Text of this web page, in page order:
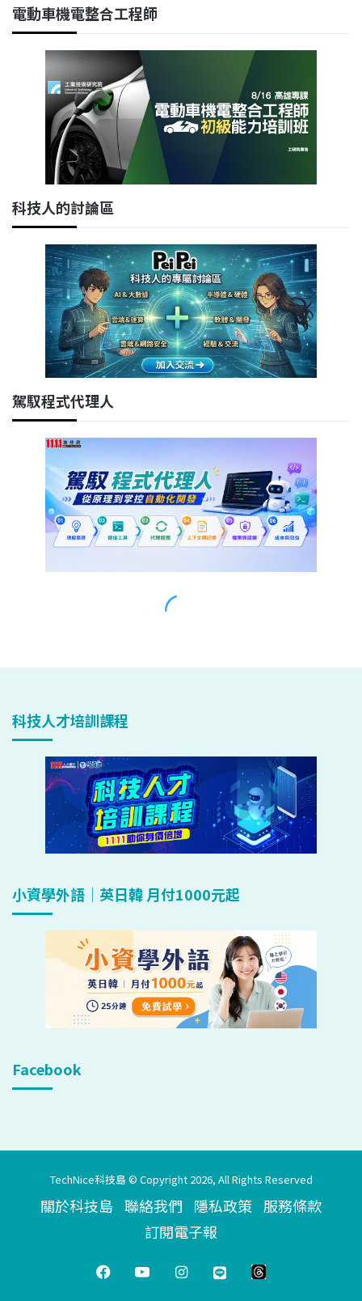
科技人才培訓課程
小資學外語｜英日韓 月付1000元起
Facebook
TechNice科技島 © Copyright 2026, All Rights Reserved
關於科技島 聯絡我們 隱私政策 服務條款
訂閱電子報